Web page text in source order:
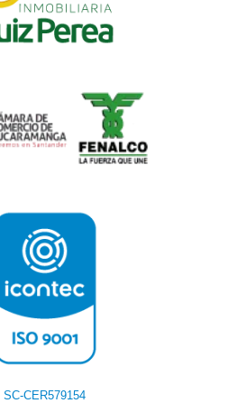
SC-CER579154